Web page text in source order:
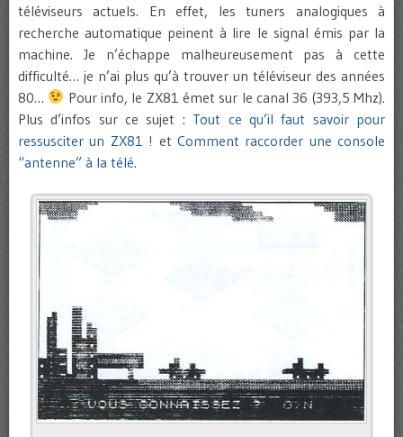
téléviseurs actuels. En effet, les tuners analogiques à
recherche automatique peinent à lire le signal émis par la
machine. Je n’échappe malheureusement pas à cette
difficulté… je n’ai plus qu’à trouver un téléviseur des années
80…
Pour info, le ZX81 émet sur le canal 36 (393,5 Mhz).
Plus d’infos sur ce sujet : Tout ce qu’il faut savoir pour
ressusciter un ZX81 ! et Comment raccorder une console
“antenne” à la télé.